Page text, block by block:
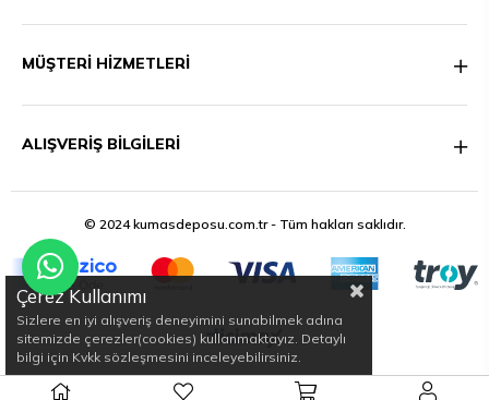
MÜŞTERİ HİZMETLERİ
ALIŞVERİŞ BİLGİLERİ
© 2024 kumasdeposu.com.tr - Tüm hakları saklıdır.
Çerez Kullanımı
Sizlere en iyi alışveriş deneyimini sunabilmek adına
sitemizde çerezler(cookies) kullanmaktayız. Detaylı
bilgi için Kvkk sözleşmesini inceleyebilirsiniz.